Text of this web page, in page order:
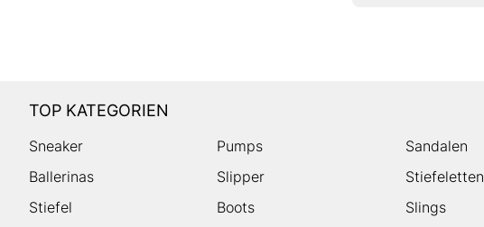
TOP KATEGORIEN
Sneaker Pumps
Sandalen
Ballerinas
Slipper
Stiefeletten
Stiefel
Boots
Slings